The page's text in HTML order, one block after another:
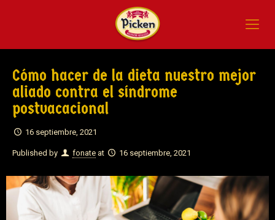
Cómo hacer de la dieta nuestro mejor
aliado contra el síndrome
postvacacional
16 septiembre, 2021
Published by fonate at 16 septiembre, 2021